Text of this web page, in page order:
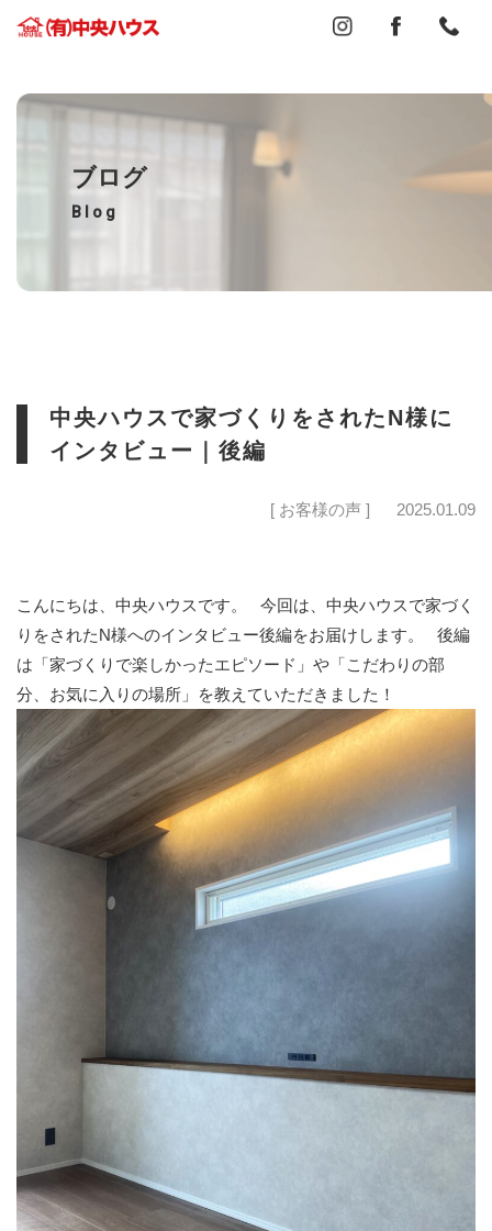
ブログ
Blog
中央ハウスで家づくりをされたN様に
インタビュー｜後編
[ お客様の声 ] 2025.01.09
こんにちは、中央ハウスです。
今回は、中央ハウスで家づく
りをされたN様へのインタビュー後編をお届けします。
後編
は「家づくりで楽しかったエピソード」や「こだわりの部
分、お気に入りの場所」を教えていただきました！